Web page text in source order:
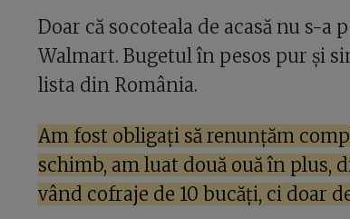
Doar că socoteala de acasă nu s-
Walmart. Bugetul în pesos pur și
lista din România.
Am fost obligați să renunțăm
schimb, am luat două ouă în
vând cofraje de 10 bucăți, ci doar